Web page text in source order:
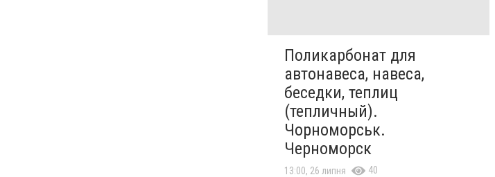
Поликарбонат для
автонавеса, навеса,
беседки, теплиц
(тепличный).
Чорноморськ.
Черноморск
13:00, 26 липня 40